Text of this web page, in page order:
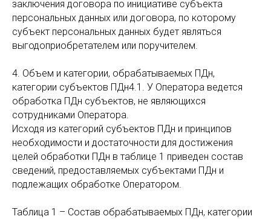
заключения договора по инициативе субъекта
персональных данных или договора, по которому
субъект персональных данных будет являться
выгодоприобретателем или поручителем.
4. Объем и категории, обрабатываемых ПДн,
категории субъектов ПДн4.1. У Оператора ведется
обработка ПДн субъектов, не являющихся
сотрудниками Оператора.
Исходя из категорий субъектов ПДн и принципов
необходимости и достаточности для достижения
целей обработки ПДн в таблице 1 приведен состав
сведений, предоставляемых субъектами ПДн и
подлежащих обработке Оператором.
Таблица 1 – Состав обрабатываемых ПДн, категории